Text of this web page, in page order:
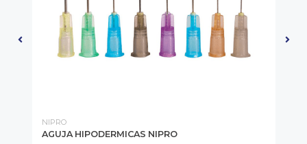
NIPRO
AGUJA HIPODERMICAS NIPRO